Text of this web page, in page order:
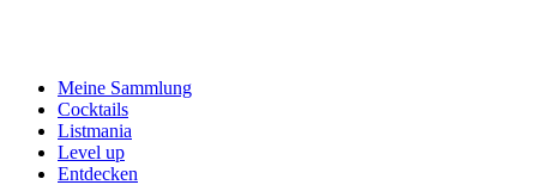
Meine Sammlung
Cocktails
Listmania
Level up
Entdecken